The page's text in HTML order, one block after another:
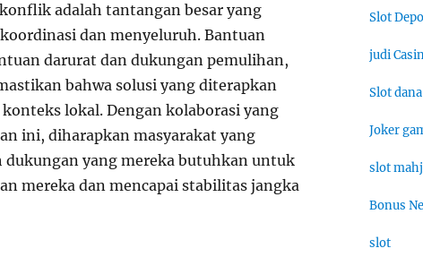
adalah tantangan besar yang
dan menyeluruh. Bantuan
darurat dan dukungan pemulihan,
bahwa solusi yang diterapkan
lokal. Dengan kolaborasi yang
ini, diharapkan masyarakat yang
yang mereka butuhkan untuk
mereka dan mencapai stabilitas jangka
Slot
judi
Slot dana
Joker
slot
Bonus
slot